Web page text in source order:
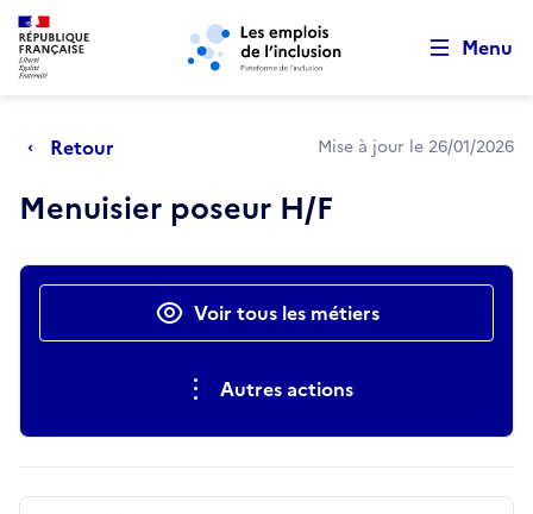
Aller au menu principal Aller au contenu principal
Menu
Retour Mise à jour le 26/01/2026
Menuisier poseur H/F
Actions rapidesVoir tous les métiers
Autres actions
Retour au début de la page
Panneau de gestion des cookies